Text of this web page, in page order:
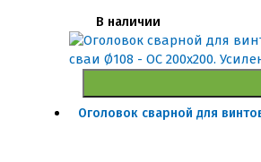
В наличии
Оголовок сварной для